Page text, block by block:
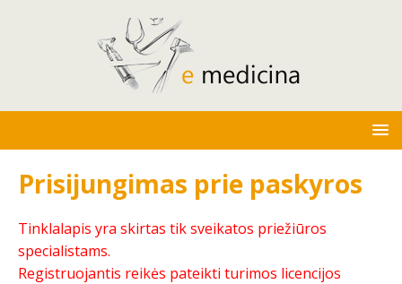
Prisijungimas prie paskyros
Tinklalapis yra skirtas tik sveikatos priežiūros
specialistams.
Registruojantis reikės pateikti turimos licencijos